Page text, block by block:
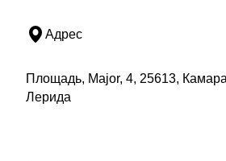
Адрес
Площадь, Major, 4, 25613,
Лерида